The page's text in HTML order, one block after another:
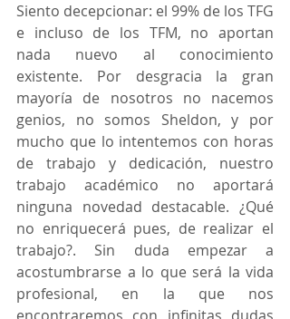
Siento decepcionar: el 99% de los TFG
e incluso de los TFM, no aportan
nada nuevo al conocimiento
existente. Por desgracia la gran
mayoría de nosotros no nacemos
genios, no somos Sheldon, y por
mucho que lo intentemos con horas
de trabajo y dedicación, nuestro
trabajo académico no aportará
ninguna novedad destacable. ¿Qué
no enriquecerá pues, de realizar el
trabajo?. Sin duda empezar a
acostumbrarse a lo que será la vida
profesional, en la que nos